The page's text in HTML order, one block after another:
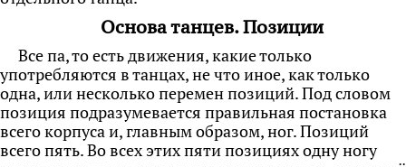
Основа танцев. Позиции
Все па, то есть движения, какие только
употребляются в танцах, не что иное, как только
одна, или несколько перемен позиций. Под словом
позиция подразумевается правильная постановка
всего корпуса и, главным образом, ног. Позиций
всего пять. Во всех этих пяти позициях одну ногу